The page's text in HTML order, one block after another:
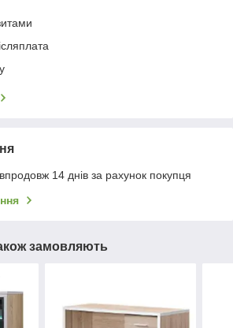
14 днів за рахунок покупця
замовляють